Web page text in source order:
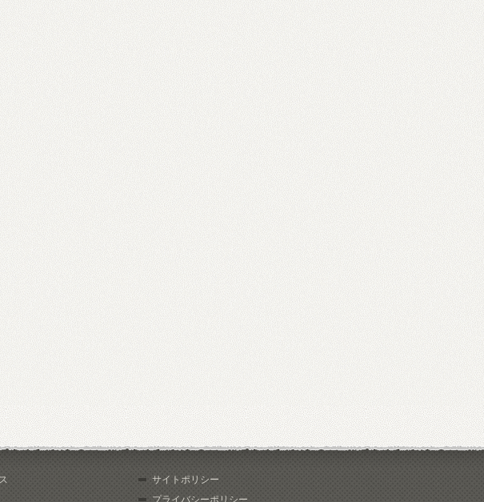
サイトポリシー
プライバシーポリシー